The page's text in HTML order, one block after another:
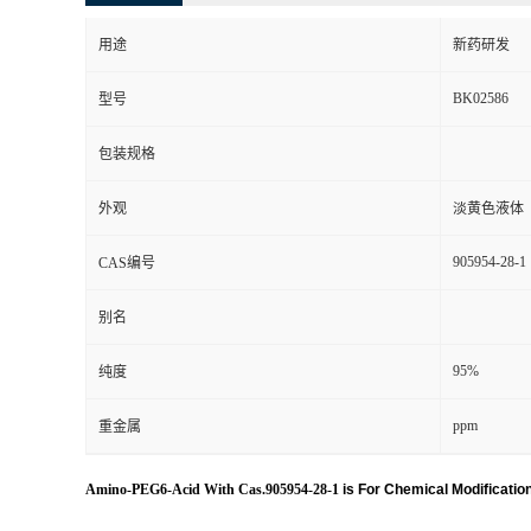
用途 新药研发
型号 BK02586
包装规格
外观 淡黄色液体
CAS编号 905954-28-1
别名
纯度 95%
重金属 ppm
Amino-PEG6-Acid With Cas.905954-28-1 is For Chemical